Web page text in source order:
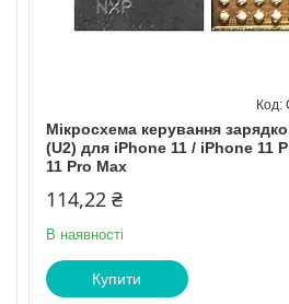
Мікросхема керування
(U2) для iPhone 11 / iPhone 11
11 Pro Max
114,22 ₴
В наявності
Купити